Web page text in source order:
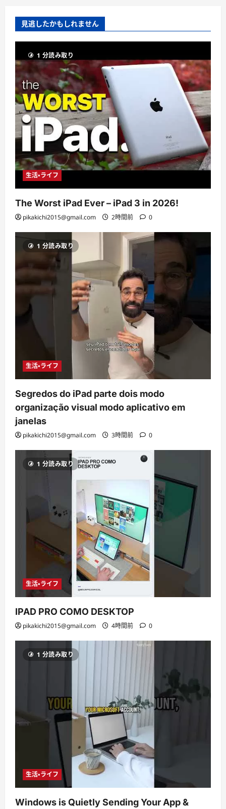
見逃したかもしれません
1 分読み取り
生活・ライフ
The Worst iPad Ever – iPad 3 in 2026!
pikakichi2015@gmail.com 2時間前 0
1 分読み取り
生活・ライフ
Segredos do iPad parte dois modo
organização visual modo aplicativo em
janelas
pikakichi2015@gmail.com 3時間前 0
1 分読み取り
生活・ライフ
IPAD PRO COMO DESKTOP
pikakichi2015@gmail.com 4時間前 0
1 分読み取り
生活・ライフ
Windows is Quietly Sending Your App &